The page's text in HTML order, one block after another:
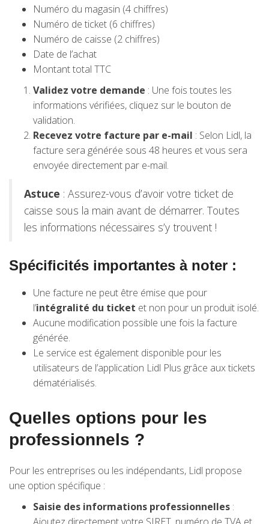
Numéro du magasin (4 chiffres)
Numéro de ticket (6 chiffres)
Numéro de caisse (2 chiffres)
Date de l’achat
Montant total TTC
Validez votre demande : Une fois toutes les
informations vérifiées, cliquez sur le bouton de
validation.
Recevez votre facture par e-mail : Selon Lidl, la
facture sera générée sous 48 heures et vous sera
envoyée directement par e-mail.
Astuce : Assurez-vous d’avoir votre ticket de
caisse sous la main avant de démarrer. Toutes
les informations nécessaires s’y trouvent !
Spécificités importantes à noter :
Une facture ne peut être émise que pour
l’intégralité du ticket et non pour un produit isolé.
Aucune modification possible une fois la facture
générée.
Le service est également disponible pour les
utilisateurs de l’application Lidl Plus grâce aux tickets
dématérialisés.
Quelles options pour les
professionnels ?
Pour les entreprises ou les indépendants, Lidl propose
une option spécifique :
Saisie des informations professionnelles :